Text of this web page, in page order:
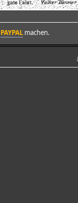
PAYPAL machen.